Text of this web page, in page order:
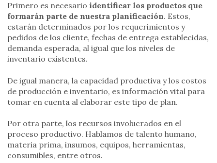
Primero es necesario identificar los productos que
formarán parte de nuestra planificación. Estos,
estarán determinados por los requerimientos y
pedidos de los cliente, fechas de entrega establecidas,
demanda esperada, al igual que los niveles de
inventario existentes.
De igual manera, la capacidad productiva y los costos
de producción e inventario, es información vital para
tomar en cuenta al elaborar este tipo de plan.
Por otra parte, los recursos involucrados en el
proceso productivo. Hablamos de talento humano,
materia prima, insumos, equipos, herramientas,
consumibles, entre otros.